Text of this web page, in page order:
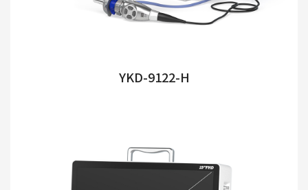
YKD-9122-H